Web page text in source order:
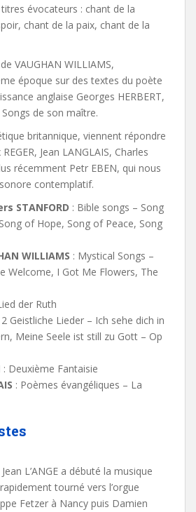
évocateurs : chant de la
chant de la paix, chant de la
VAUGHAN WILLIAMS,
époque sur des textes du poète
anglaise Georges HERBERT,
de son maître.
britannique, viennent répondre
Jean LANGLAIS, Charles
récemment Petr EBEN, qui nous
contemplatif.
STANFORD : Bible songs – Song
of Hope, Song of Peace, Song
WILLIAMS : Mystical Songs –
Welcome, I Got Me Flowers, The
der Ruth
2 Geistliche Lieder – Ich sehe dich in
Meine Seele ist still zu Gott – Op
: Deuxième Fantaisie
: Poèmes évangéliques – La
L’ANGE a débuté la musique
tourné vers l’orgue
Fetzer à Nancy puis Damien